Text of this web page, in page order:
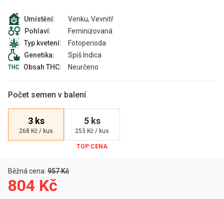
Umístění:
Venku, Vevnitř
Pohlaví:
Feminizovaná
Typ kvetení:
Fotoperioda
Genetika:
Spíš Indica
Obsah THC:
Neurčeno
Počet semen v balení
3 ks
268 Kč / kus
5 ks
253 Kč / kus
Běžná cena: 957 Kč
804 Kč